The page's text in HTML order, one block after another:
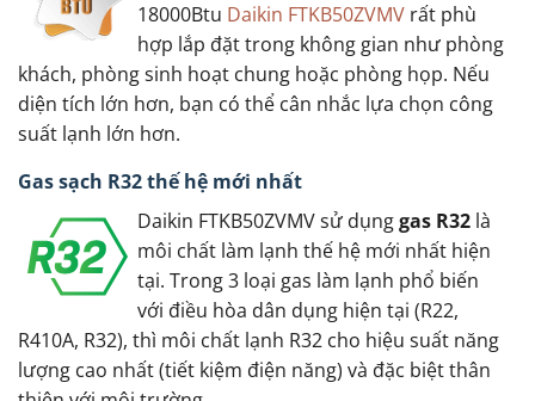
18000Btu Daikin FTKB50ZVMV rất phù
hợp lắp đặt trong không gian như phòng
khách, phòng sinh hoạt chung hoặc phòng họp. Nếu
diện tích lớn hơn, bạn có thể cân nhắc lựa chọn công
suất lạnh lớn hơn.
Gas sạch R32 thế hệ mới nhất
Daikin FTKB50ZVMV sử dụnggas R32 là
môi chất làm lạnh thế hệ mới nhất hiện
tại. Trong 3 loại gas làm lạnh phổ biến
với điều hòa dân dụng hiện tại (R22,
R410A, R32), thì môi chất lạnh R32 cho hiệu suất năng
lượng cao nhất (tiết kiệm điện năng) và đặc biệt thân